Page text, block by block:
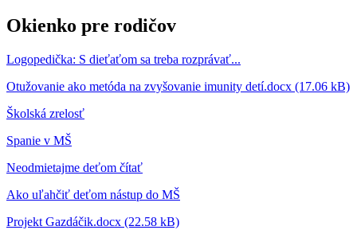
Okienko pre rodičov
Logopedička: S dieťaťom sa treba rozprávať...
Otužovanie ako metóda na zvyšovanie imunity detí.docx (17.06 kB)
Školská zrelosť
Spanie v MŠ
Neodmietajme deťom čítať
Ako uľahčiť deťom nástup do MŠ
Projekt Gazdáčik.docx (22.58 kB)